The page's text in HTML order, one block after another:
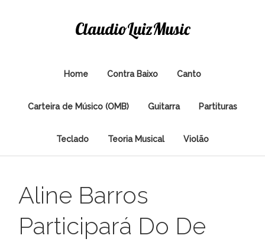
ClaudioLuizMusic
Home Contra Baixo Canto
Carteira de Músico (OMB) Guitarra Partituras
Teclado Teoria Musical Violão
Aline Barros
Participará Do De